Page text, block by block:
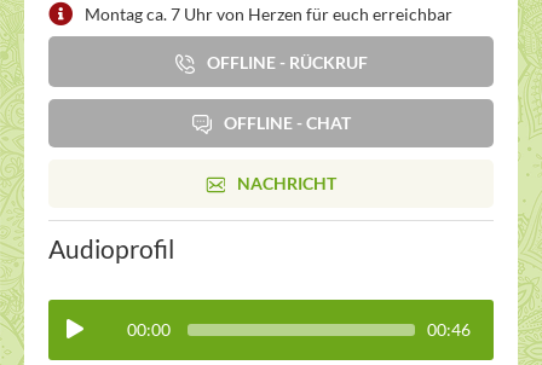
Montag ca. 7 Uhr von Herzen für euch erreichbar
OFFLINE - RÜCKRUF
OFFLINE - CHAT
NACHRICHT
Audioprofil
00:00 00:46